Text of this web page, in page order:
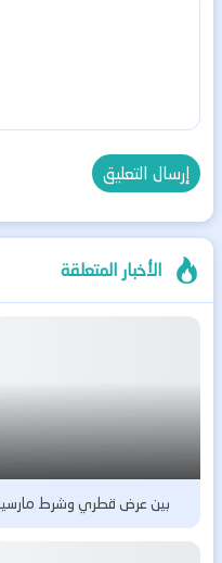
الأخبار المتعلقة
بين عرض قطري وشرط